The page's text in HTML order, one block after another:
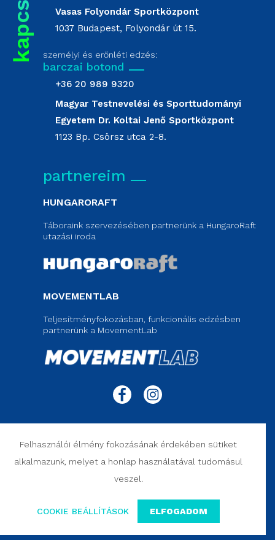
Vasas Folyondár Sportközpont
1037 Budapest, Folyondár út 15.
személyi és erőnléti edzés:
barczai botond
+36 20 989 9320
Magyar Testnevelési és Sporttudományi
Egyetem Dr. Koltai Jenő Sportközpont
1123 Bp. Csörsz utca 2-8.
partnereim
HUNGARORAFT
Táboraink szervezésében partnerünk a HungaroRaft
utazási iroda
MOVEMENTLAB
Teljesítményfokozásban, funkcionális edzésben
partnerünk a MovementLab
ÁSZF ___ ADATVÉDELEM ___ SZERZŐI JOGI NYILATKOZAT ___
Felhasználói élmény fokozásának érdekében sütiket
alkalmazunk, melyet a honlap használatával tudomásul
veszel.
COOKIE BEÁLLÍTÁSOK ELFOGADOM